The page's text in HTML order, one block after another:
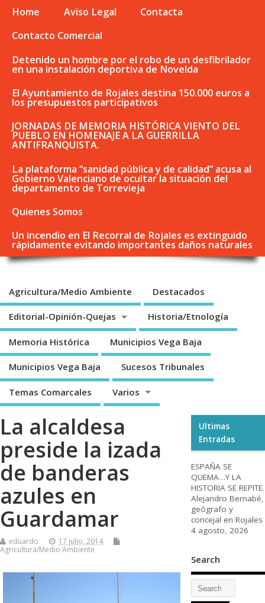
Home Aviso Legal
Contacta
Contacto Comercial
Detenido un hombre por el robo de un desfibrilador
en una instalación deportiva de Novelda
El Ayuntamiento de Rojales destina 150.000 euros a
los presupuestos participativos
JORNADAS DE MEMORIA HISTÓRICA VIENTO DEL
PUEBLO EN HOMENAJE A LA GUERRILLA
ANTIFRANQUISTA.
La plataforma “sanidad pública y de calidad” acusa al
Gobierno Valenciano de ocultar la situación del
departamento de Torrevieja
Quienes Somos
Un incendio en El Recorral de Rojales es extinguido
rápidamente evitando importantes daños naturales
Agricultura/Medio Ambiente Destacados
Editorial-Opinión-Quejas Historia/Etnología
Memoria Histórica Municipios Vega Baja
Municipios Vega Baja Sucesos Tribunales
Temas Comarcales Varios
La alcaldesa
preside la izada
de banderas
azules en
Guardamar
eduardo
17 julio, 2014
Agricultura/Medio Ambiente
Ultimas
Entradas
ESPAÑA SE
QUEMA…Y LA
HISTORIA SE REPITE.
Alejandro Bernabé,
geógrafo y
concejal en Rojales
4 agosto, 2026
Search